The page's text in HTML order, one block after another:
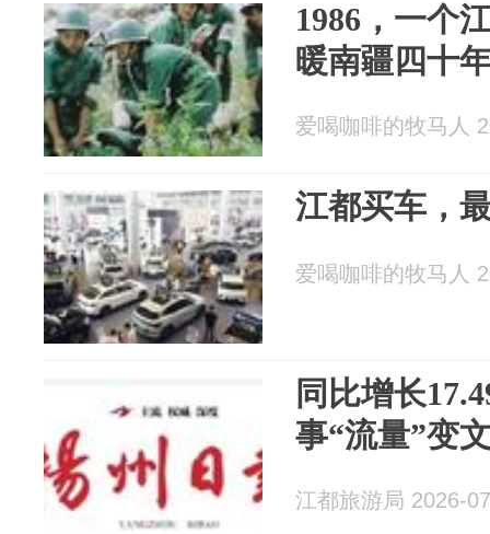
1986，一个
暖南疆四十
爱喝咖啡的牧马人
江都买车，
爱喝咖啡的牧马人
同比增长
事“流量”变
江都旅游局 2026-